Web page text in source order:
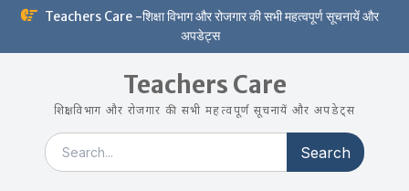
Skip
Teachers Care -शिक्षा विभाग और रोजगार की सभी महत्वपूर्ण सूचनायें और
अपडेट्स
Teachers Care
शिक्षा विभाग और रोजगार की सभी महत्वपूर्ण सूचनायें और अपडेट्स
Search
for: